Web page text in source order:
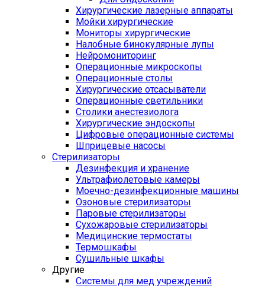
Хирургические лазерные аппараты
Мойки хирургические
Мониторы хирургические
Налобные бинокулярные лупы
Нейромониторинг
Операционные микроскопы
Операционные столы
Хирургические отсасыватели
Операционные светильники
Столики анестезиолога
Хирургические эндоскопы
Цифровые операционные системы
Шприцевые насосы
Стерилизаторы
Дезинфекция и хранение
Ультрафиолетовые камеры
Моечно-дезинфекционные машины
Озоновые стерилизаторы
Паровые стерилизаторы
Сухожаровые стерилизаторы
Медицинские термостаты
Термошкафы
Сушильные шкафы
Другие
Системы для мед учреждений